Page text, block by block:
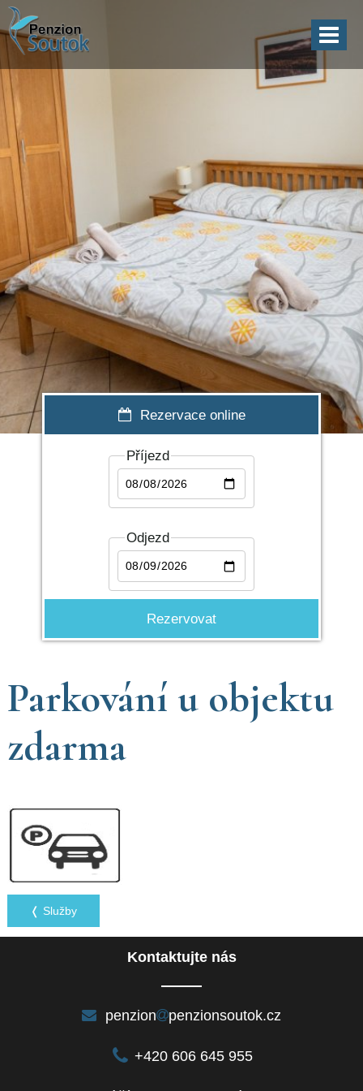
Rezervace online
Příjezd
Odjezd
Parkování u objektu
zdarma
❬ Služby
Kontaktujte nás
penzion penzionsoutok.cz
+420 606 645 955